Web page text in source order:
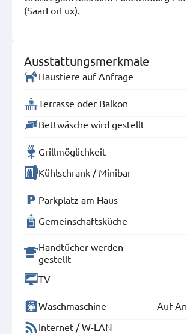
(SaarLorLux).
Ausstattungsmerkmale
Haustiere auf Anfrage
Terrasse oder Balkon
Bettwäsche wird gestellt
Grillmöglichkeit
Kühlschrank / Minibar
Parkplatz am Haus
Gemeinschaftsküche
Handtücher werden
gestellt
TV
Waschmaschine
Auf
Internet / W-LAN